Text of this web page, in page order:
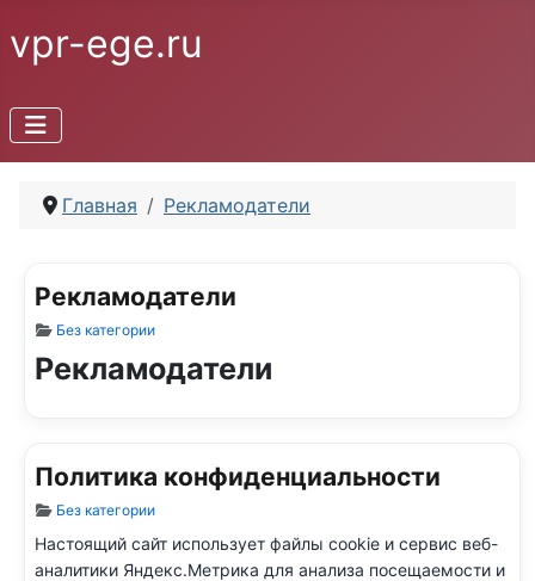
vpr-ege.ru
Главная Рекламодатели
Рекламодатели
Информация о материале
Без категории
Рекламодатели
Политика конфиденциальности
Информация о материале
Без категории
Настоящий сайт использует файлы cookie и сервис веб-
аналитики Яндекс.Метрика для анализа посещаемости и